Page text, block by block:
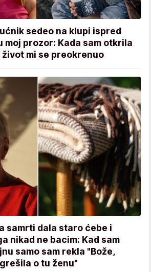
sedeo na klupi ispred
moj prozor: Kada sam otkrila
mi se preokrenuo
samrti dala staro ćebe i
nikad ne bacim: Kad sam
samo sam rekla "Bože,
o tu ženu"